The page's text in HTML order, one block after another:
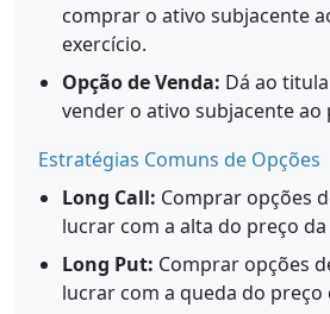
comprar o ativo subjacente
exercício.
Opção de Venda: Dá ao
vender o ativo subjacente ao
Estratégias Comuns de Opções
Long Call: Comprar opções
lucrar com a alta do preço da
Long Put: Comprar opções
lucrar com a queda do preço